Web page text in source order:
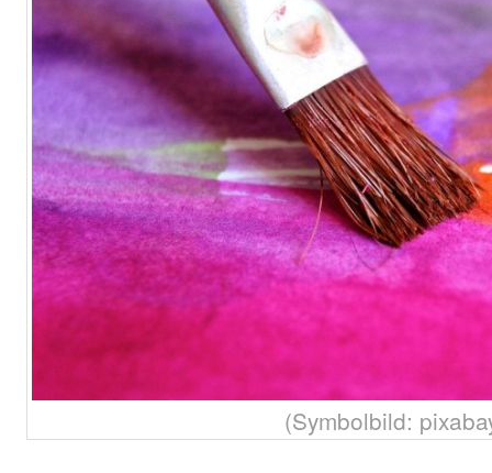
(Symbolbild: